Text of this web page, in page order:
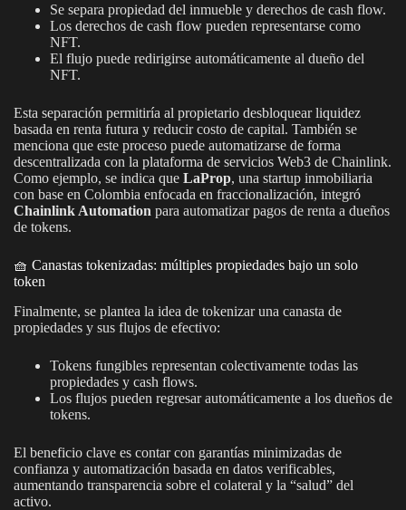
Se separa propiedad del inmueble y derechos de cash flow.
Los derechos de cash flow pueden representarse como
NFT.
El flujo puede redirigirse automáticamente al dueño del
NFT.
Esta separación permitiría al propietario desbloquear liquidez
basada en renta futura y reducir costo de capital. También se
menciona que este proceso puede automatizarse de forma
descentralizada con la plataforma de servicios Web3 de Chainlink.
Como ejemplo, se indica que LaProp, una startup inmobiliaria
con base en Colombia enfocada en fraccionalización, integró
Chainlink Automation para automatizar pagos de renta a dueños
de tokens.
🧺 Canastas tokenizadas: múltiples propiedades bajo un solo
token
Finalmente, se plantea la idea de tokenizar una canasta de
propiedades y sus flujos de efectivo:
Tokens fungibles representan colectivamente todas las
propiedades y cash flows.
Los flujos pueden regresar automáticamente a los dueños de
tokens.
El beneficio clave es contar con garantías minimizadas de
confianza y automatización basada en datos verificables,
aumentando transparencia sobre el colateral y la “salud” del
activo.